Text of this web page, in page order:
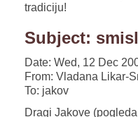
tradiciju!
Subject:
Date: Wed, 12 Dec
From: Vladana Likar-
To: jakov
Dragi Jakove